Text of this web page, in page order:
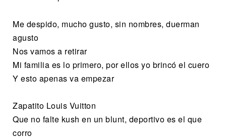
Me despido, mucho gusto, sin nombres, duerman
agusto
Nos vamos a retirar
Mi familia es lo primero, por ellos yo brincó el cuero
Y esto apenas va empezar
Zapatito Louis Vuitton
Que no falte kush en un blunt, deportivo es el que
corro